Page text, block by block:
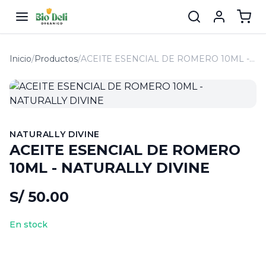
Inicio/Productos/ ACEITE ESENCIAL DE ROMERO 10ML - NATURALLY DIVINE
NATURALLY DIVINE
ACEITE ESENCIAL DE ROMERO
10ML - NATURALLY DIVINE
S/ 50.00
En stock